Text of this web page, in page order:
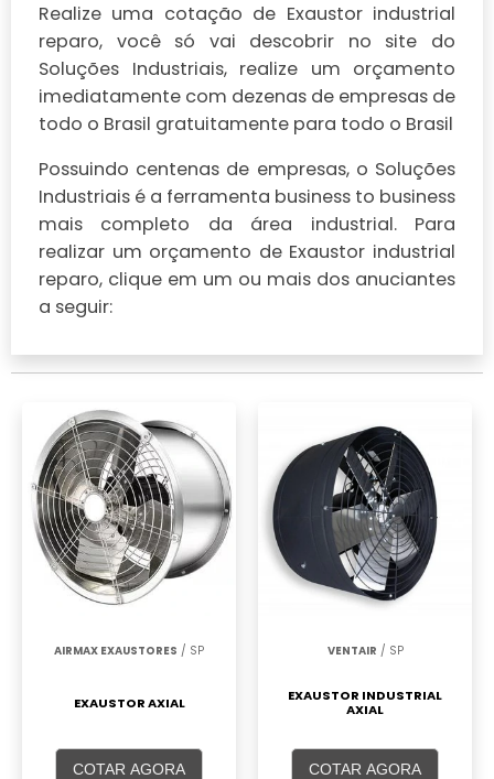
Realize uma cotação de Exaustor industrial
reparo, você só vai descobrir no site do
Soluções Industriais, realize um orçamento
imediatamente com dezenas de empresas de
todo o Brasil gratuitamente para todo o Brasil
Possuindo centenas de empresas, o Soluções
Industriais é a ferramenta business to business
mais completo da área industrial. Para
realizar um orçamento de Exaustor industrial
reparo, clique em um ou mais dos anuciantes
a seguir:
AIRMAX EXAUSTORES / SP
EXAUSTOR AXIAL
COTAR AGORA
VENTAIR / SP
EXAUSTOR INDUSTRIAL
AXIAL
COTAR AGORA